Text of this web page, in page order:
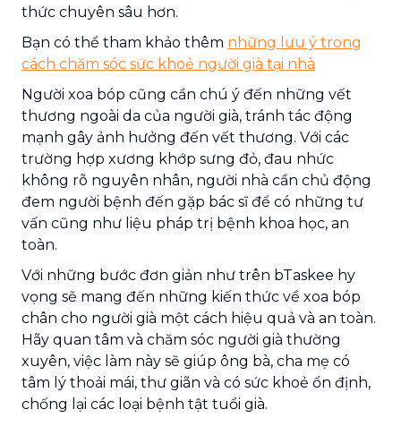
thức chuyên sâu hơn.
Bạn có thể tham khảo thêm những lưu ý trong
cách chăm sóc sức khoẻ người già tại nhà
Người xoa bóp cũng cần chú ý đến những vết
thương ngoài da của người già, tránh tác động
mạnh gây ảnh hưởng đến vết thương. Với các
trường hợp xương khớp sưng đỏ, đau nhức
không rõ nguyên nhân, người nhà cần chủ động
đem người bệnh đến gặp bác sĩ để có những tư
vấn cũng như liệu pháp trị bệnh khoa học, an
toàn.
Với những bước đơn giản như trên bTaskee hy
vọng sẽ mang đến những kiến thức về xoa bóp
chân cho người già một cách hiệu quả và an toàn.
Hãy quan tâm và chăm sóc người già thường
xuyên, việc làm này sẽ giúp ông bà, cha mẹ có
tâm lý thoải mái, thư giãn và có sức khoẻ ổn định,
chống lại các loại bệnh tật tuổi già.